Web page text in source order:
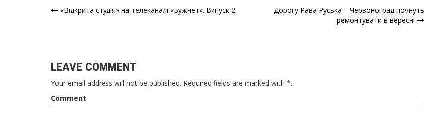
«Відкрита студія» на телеканалі «Бужнет». Випуск 2
Дорогу Рава-Руська – Червоноград почнуть
ремонтувати в вересні
LEAVE COMMENT
Your email address will not be published. Required fields are marked with *.
Comment